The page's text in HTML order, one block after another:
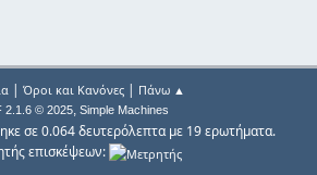
| Όροι και Κανόνες| Πάνω ▲
2.1.6 © 2025, Simple Machines
σε 0.064 δευτερόλεπτα με 19 ερωτήματα.
επισκέψεων: